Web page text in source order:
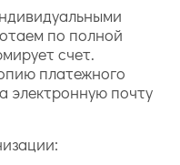
по полной
счет.
платежного
электронную почту